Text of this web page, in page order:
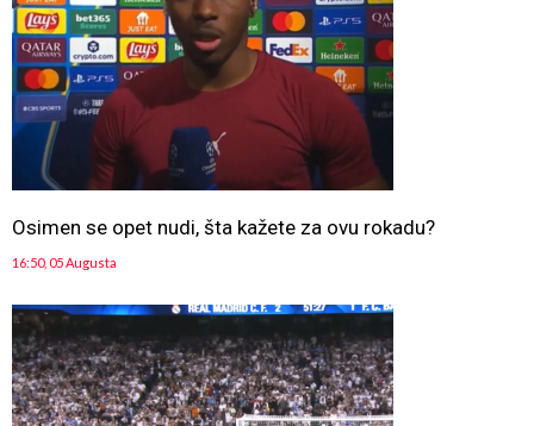
Osimen se opet nudi, šta kažete za ovu rokadu?
16:50, 05 Augusta